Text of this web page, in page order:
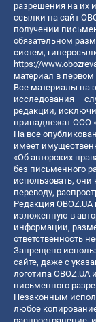
разрешения на их
ссылки на сайт
получении
обязательном
систем,
https://
материал в
Все материалы на
исследования –
редакции,
принадлежат ООО
На все
имеет
«Об авторских
без письменного
использовать,
переводу,
Редакция
изложенную в
информации,
ответственность
Запрещено
сайте, даже с
логотипа
письменного
Незаконным
любое